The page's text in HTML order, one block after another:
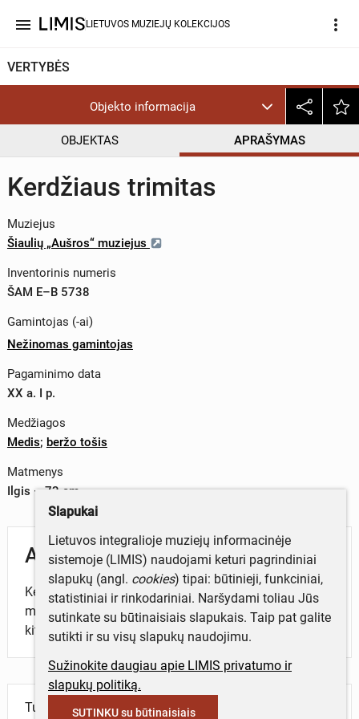
menu LIETUVOS MUZIEJŲ KOLEKCIJOS more_vert
VERTYBĖS
Objekto informacija
OBJEKTAS APRAŠYMAS
Kerdžiaus trimitas
Muziejus
Šiaulių „Aušros“ muziejus
Inventorinis numeris
ŠAM E–B 5738
Gamintojas (-ai)
Nežinomas gamintojas
Pagaminimo data
XX a. I p.
Medžiagos
Medis; beržo tošis
Matmenys
Ilgis – 73 cm
Aprašymas
Kerdžiaus trimitas, medinis, padarytas iš dviejų
medinių, išskaptuotu viduriu dalių, sujungtų vienos su
kita ir apvyniotų beržo tošimi.
Turite daugiau informacijos apie objektą?
Slapukai
Lietuvos integralioje muziejų informacinėje
sistemoje (LIMIS) naudojami keturi pagrindiniai
slapukų (angl. cookies) tipai: būtinieji, funkciniai,
statistiniai ir rinkodariniai. Naršydami toliau Jūs
sutinkate su būtinaisiais slapukais. Taip pat galite
sutikti ir su visų slapukų naudojimu.
Sužinokite daugiau apie LIMIS privatumo ir
slapukų politiką.
SUTINKU su būtinaisiais